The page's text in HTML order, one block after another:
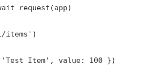
request(app)
items')
'Test Item', value: 100 })